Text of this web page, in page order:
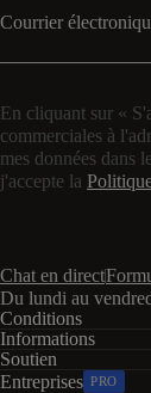
Courrier
En cliquant sur «
commerciales à
mes données dans
j'accepte la
Chat en direct
Du lundi au
Conditions
Informations
Soutien
Entreprises PRO